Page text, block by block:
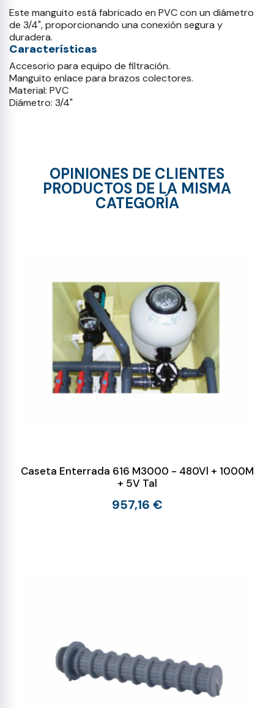
Este manguito está fabricado en PVC con un diámetro
de 3/4", proporcionando una conexión segura y
duradera.
Características
Accesorio para equipo de filtración.
Manguito enlace para brazos colectores.
Material: PVC
Diámetro: 3/4"
OPINIONES DE CLIENTES
PRODUCTOS DE LA MISMA
CATEGORÍA
Caseta Enterrada 616 M3000 - 480Vl + 1000M
+ 5V Tal
957,16 €